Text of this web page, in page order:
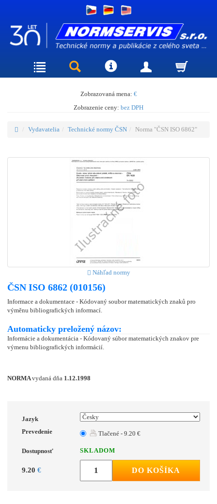
Zobrazovaná mena: €
Zobrazenie ceny: bez DPH
Vydavatelia Technické normy ČSN Norma "ČSN ISO 6862"
Náhľad normy
ČSN ISO 6862 (010156)
Informace a dokumentace - Kódovaný soubor matematických znaků pro
výměnu bibliografických informací.
Automaticky preložený názov:
Informácie a dokumentácia - Kódovaný súbor matematických znakov pre
výmenu bibliografických informácií.
NORMAvydaná dňa 1.12.1998
Jazyk
Prevedenie
Tlačené - 9.20 €
Dostupnosť SKLADOM
9.20 € DO KOŠÍKA